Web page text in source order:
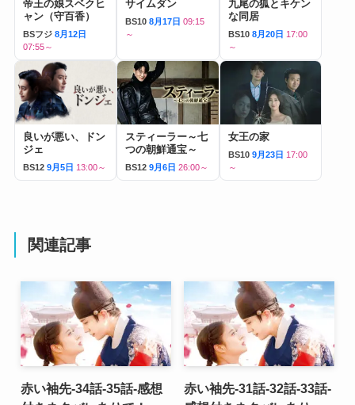
帝王の娘スベクヒ
ャン（守百香）
BSフジ 8月12日
07:55～
サイムダン
BS10 8月17日 09:15
～
九尾の狐とキケン
な同居
BS10 8月20日 17:00
～
良いが悪い、ドン
ジェ
BS12 9月5日 13:00～
スティーラー～七
つの朝鮮通宝～
BS12 9月6日 26:00～
女王の家
BS10 9月23日 17:00
～
関連記事
赤い袖先-34話-35話-感想
赤い袖先-31話-32話-33話-